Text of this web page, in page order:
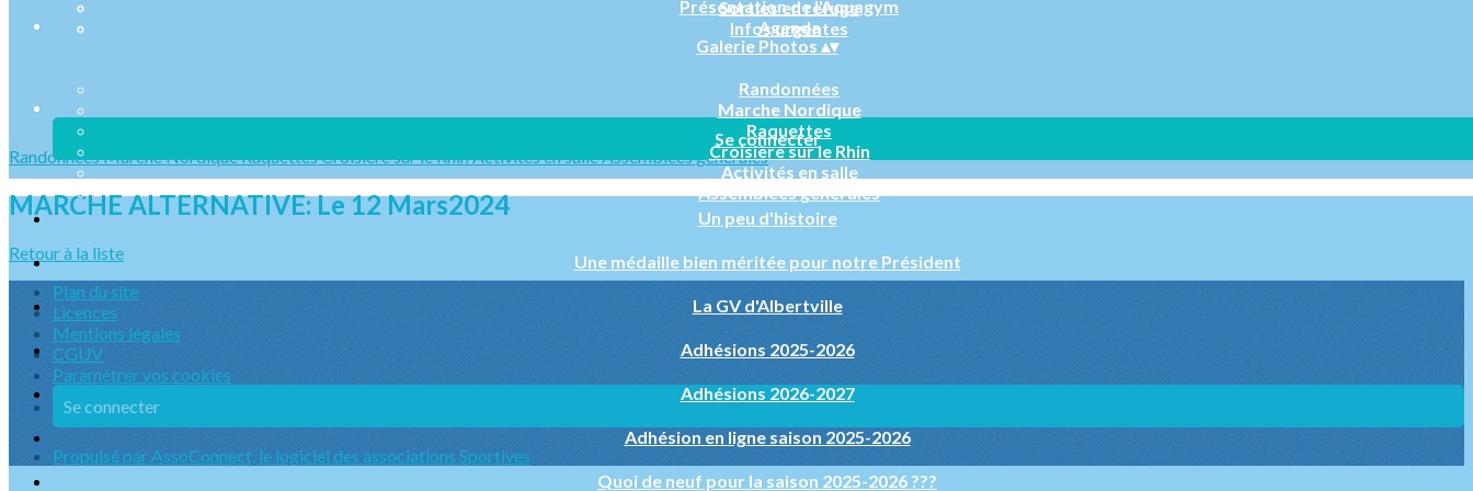
Sorties en refuge
Infos urgentes
Présentation de l'Aquagym
Agenda
Galerie Photos ▴▾
Randonnées
Marche Nordique
Raquettes
Croisière sur le Rhin
Activités en salle
Assemblées générales
Se connecter
Un peu d'histoire
Une médaille bien méritée pour notre Président
La GV d'Albertville
Adhésions 2025-2026
Adhésions 2026-2027
Adhésion en ligne saison 2025-2026
Quoi de neuf pour la saison 2025-2026 ???
RandonnéesMarche NordiqueRaquettesCroisière sur le RhinActivités en salleAssemblées générales
MARCHE ALTERNATIVE: Le 12 Mars2024
Retour à la liste
Plan du site
Licences
Mentions légales
CGUV
Paramétrer vos cookies
Se connecter
Propulsé par AssoConnect, le logiciel des associations Sportives